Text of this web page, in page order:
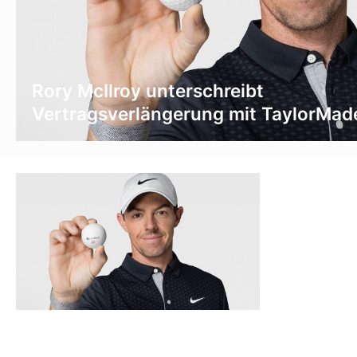
Rory McIlroy unterschreibt
Vertragsverlängerung mit